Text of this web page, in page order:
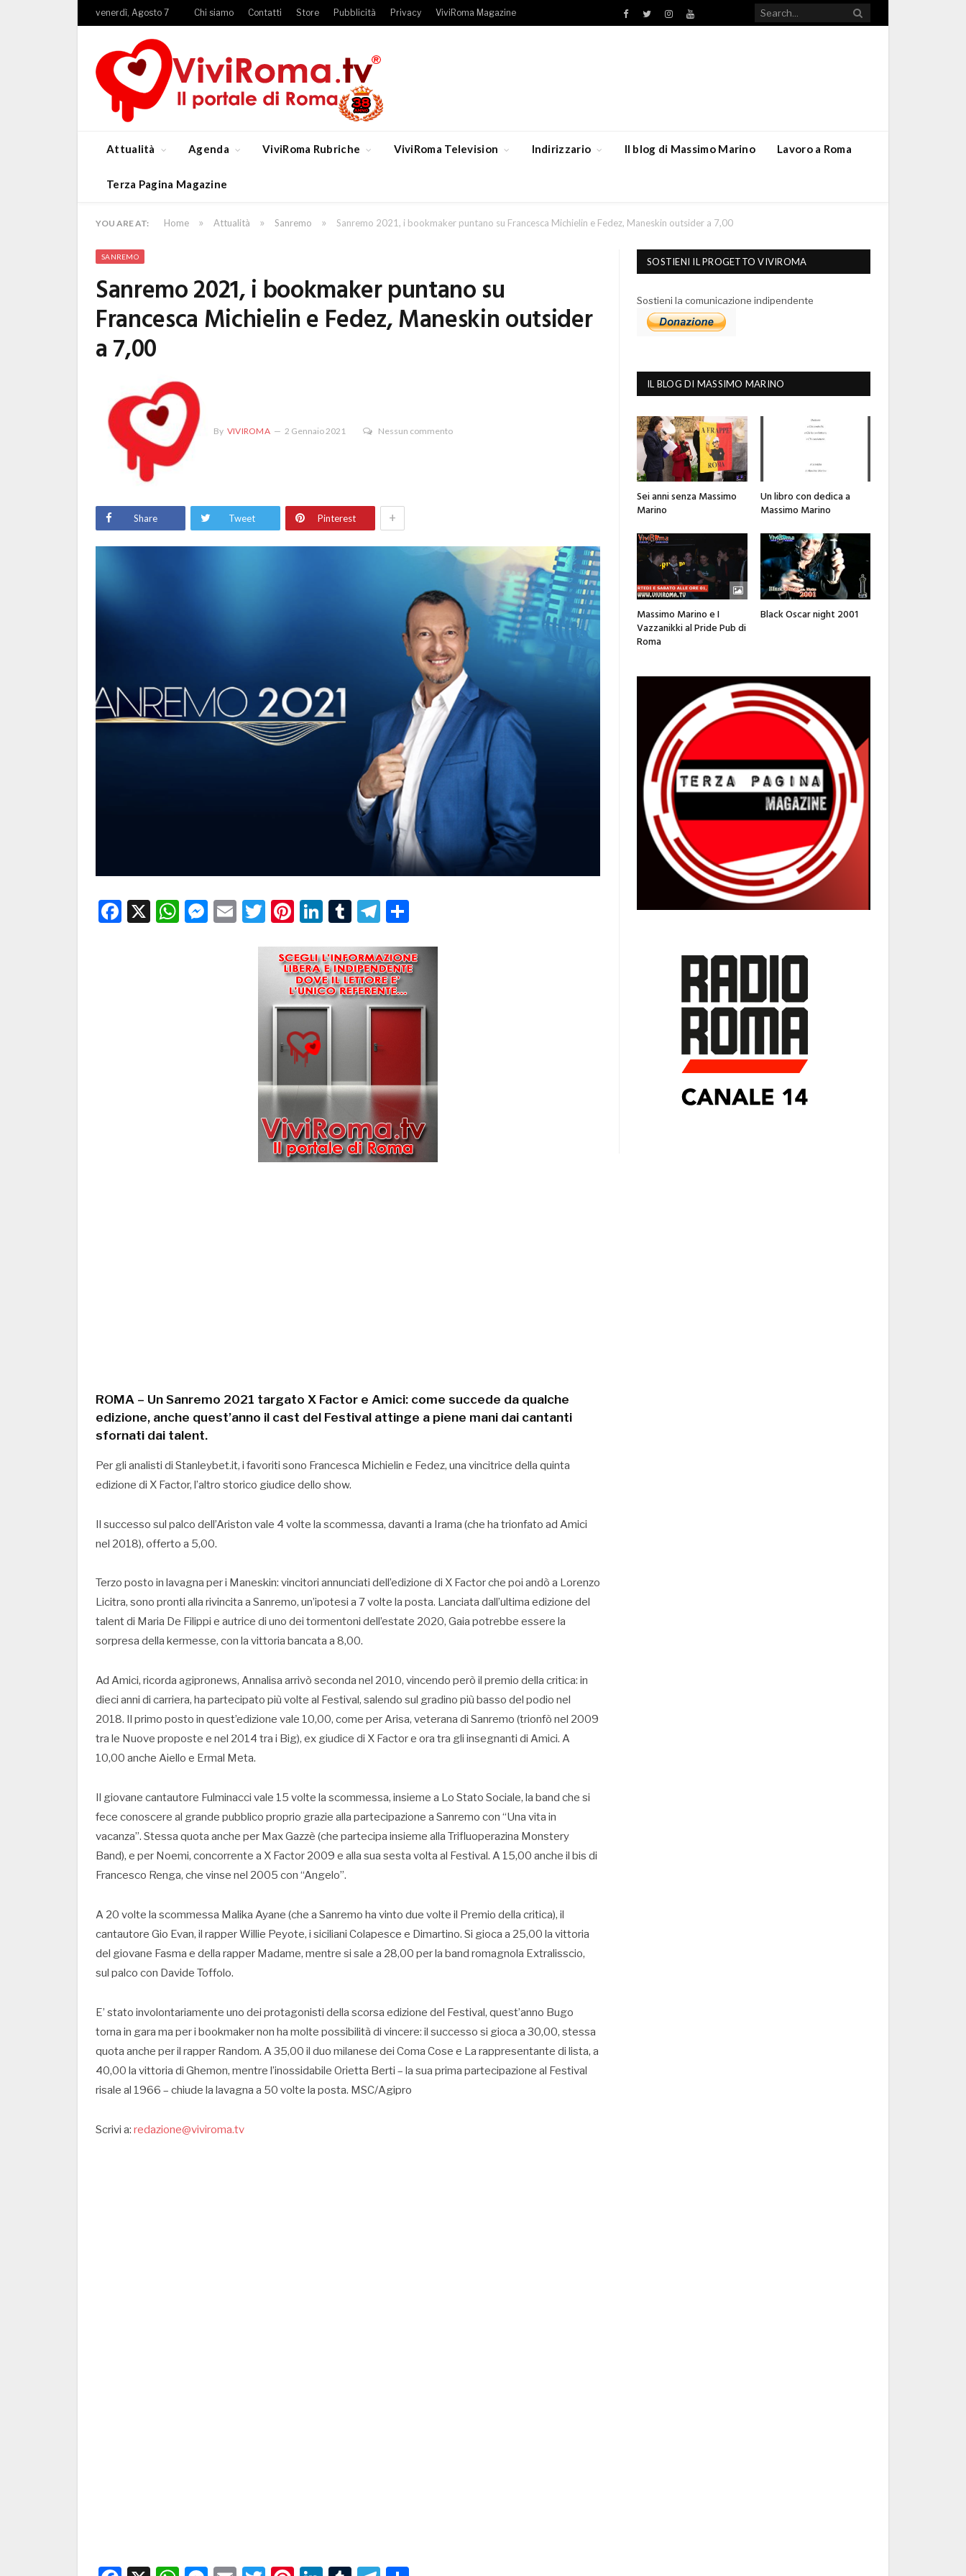
venerdì, Agosto 7 Chi siamo Contatti Store Pubblicità Privacy ViviRoma Magazine Facebook
TwitterInstagramYouTube
Attualità Agenda ViviRoma Rubriche ViviRoma Television Indirizzario Il blog di Massimo Marino Lavoro a Roma
Terza Pagina Magazine
YOU ARE AT: Home » Attualità » Sanremo » Sanremo 2021, i bookmaker puntano su Francesca Michielin e Fedez, Maneskin outsider a 7,00
SANREMO
Sanremo 2021, i bookmaker puntano su
Francesca Michielin e Fedez, Maneskin outsider
a 7,00
By VIVIROMA 2 Gennaio 2021 Nessun commento
Share Tweet Pinterest +
Facebook
X WhatsApp
Messenger
EmailTwitter
Pinterest
LinkedIn
TumblrTelegram
ROMA – Un Sanremo 2021 targato X Factor e Amici: come succede da qualche
edizione, anche quest’anno il cast del Festival attinge a piene mani dai cantanti
sfornati dai talent.
Per gli analisti di Stanleybet.it, i favoriti sono Francesca Michielin e Fedez, una vincitrice della quinta
edizione di X Factor, l’altro storico giudice dello show.
Il successo sul palco dell’Ariston vale 4 volte la scommessa, davanti a Irama (che ha trionfato ad Amici
nel 2018), offerto a 5,00.
Terzo posto in lavagna per i Maneskin: vincitori annunciati dell’edizione di X Factor che poi andò a Lorenzo
Licitra, sono pronti alla rivincita a Sanremo, un’ipotesi a 7 volte la posta. Lanciata dall’ultima edizione del
talent di Maria De Filippi e autrice di uno dei tormentoni dell’estate 2020, Gaia potrebbe essere la
sorpresa della kermesse, con la vittoria bancata a 8,00.
Ad Amici, ricorda agipronews, Annalisa arrivò seconda nel 2010, vincendo però il premio della critica: in
dieci anni di carriera, ha partecipato più volte al Festival, salendo sul gradino più basso del podio nel
2018. Il primo posto in quest’edizione vale 10,00, come per Arisa, veterana di Sanremo (trionfò nel 2009
tra le Nuove proposte e nel 2014 tra i Big), ex giudice di X Factor e ora tra gli insegnanti di Amici. A
10,00 anche Aiello e Ermal Meta.
Il giovane cantautore Fulminacci vale 15 volte la scommessa, insieme a Lo Stato Sociale, la band che si
fece conoscere al grande pubblico proprio grazie alla partecipazione a Sanremo con “Una vita in
vacanza”. Stessa quota anche per Max Gazzè (che partecipa insieme alla Trifluoperazina Monstery
Band), e per Noemi, concorrente a X Factor 2009 e alla sua sesta volta al Festival. A 15,00 anche il bis di
Francesco Renga, che vinse nel 2005 con “Angelo”.
A 20 volte la scommessa Malika Ayane (che a Sanremo ha vinto due volte il Premio della critica), il
cantautore Gio Evan, il rapper Willie Peyote, i siciliani Colapesce e Dimartino. Si gioca a 25,00 la vittoria
del giovane Fasma e della rapper Madame, mentre si sale a 28,00 per la band romagnola Extralisscio,
sul palco con Davide Toffolo.
E’ stato involontariamente uno dei protagonisti della scorsa edizione del Festival, quest’anno Bugo
torna in gara ma per i bookmaker non ha molte possibilità di vincere: il successo si gioca a 30,00, stessa
quota anche per il rapper Random. A 35,00 il duo milanese dei Coma Cose e La rappresentante di lista, a
40,00 la vittoria di Ghemon, mentre l’inossidabile Orietta Berti – la sua prima partecipazione al Festival
risale al 1966 – chiude la lavagna a 50 volte la posta. MSC/Agipro
Scrivi a: redazione@viviroma.tv
SOSTIENI IL PROGETTO VIVIROMA
Sostieni la comunicazione indipendente
IL BLOG DI MASSIMO MARINO
Sei anni senza Massimo
Marino
Un libro con dedica a
Massimo Marino
Massimo Marino e I
Vazzanikki al Pride Pub di
Roma
Black Oscar night 2001